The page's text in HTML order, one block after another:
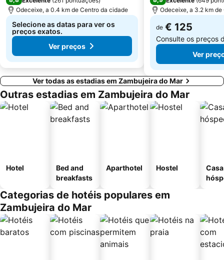
Estação de Comboios de Lagos
da Amália
Praia do Pinhão
Cavaleiro Beach
Forte de São Clemente - Milfontes
Parque da Juventude de Portimão
de Amoreira
Dos Buizinhos
Odeceixe, a 0.4 km de Centro da cidade
Selecione as datas para ver os
preços exatos.
Ver preços
Odeceixe, a 3.2 km
de € 125
Consulte os preços
Ver
Ver todas as estadias em Zambujeira do Mar
Outras estadias em Zambujeira do Mar
Hotel
Bed and
breakfasts
Aparthotel Hostel
Categorias de hotéis populares em
Zambujeira do Mar